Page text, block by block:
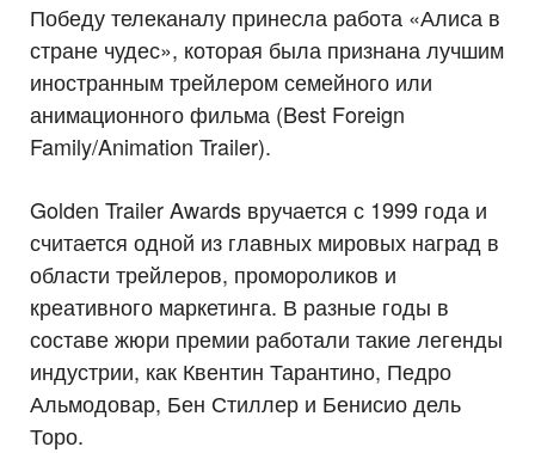
Победу телеканалу принесла работа «Алиса в
стране чудес», которая была признана лучшим
иностранным трейлером семейного или
анимационного фильма (Best Foreign
Family/Animation Trailer).
Golden Trailer Awards вручается с 1999 года и
считается одной из главных мировых наград в
области трейлеров, промороликов и
креативного маркетинга. В разные годы в
составе жюри премии работали такие легенды
индустрии, как Квентин Тарантино, Педро
Альмодовар, Бен Стиллер и Бенисио дель
Торо.